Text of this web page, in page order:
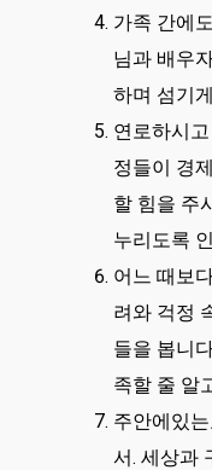
가족 간에
님과 배우
하며 섬기
연로하시
정들이 경
할 힘을 주
누리도록
어느 때보
려와 걱정
들을 봅니
족할 줄 알
주안에있
서. 세상과